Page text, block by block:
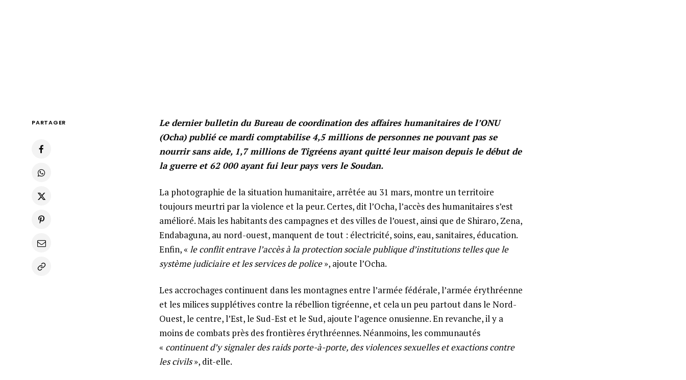
PARTAGER
Le dernier bulletin du Bureau de coordination des affaires humanitaires de l’ONU
(Ocha) publié ce mardi comptabilise 4,5 millions de personnes ne pouvant pas se
nourrir sans aide, 1,7 millions de Tigréens ayant quitté leur maison depuis le début de
la guerre et 62 000 ayant fui leur pays vers le Soudan.
La photographie de la situation humanitaire, arrêtée au 31 mars, montre un territoire
toujours meurtri par la violence et la peur. Certes, dit l’Ocha, l’accès des humanitaires s’est
amélioré. Mais les habitants des campagnes et des villes de l’ouest, ainsi que de Shiraro, Zena,
Endabaguna, au nord-ouest, manquent de tout : électricité, soins, eau, sanitaires, éducation.
Enfin, « le conflit entrave l’accès à la protection sociale publique d’institutions telles que le
système judiciaire et les services de police», ajoute l’Ocha.
Les accrochages continuent dans les montagnes entre l’armée fédérale, l’armée érythréenne
et les milices supplétives contre la rébellion tigréenne, et cela un peu partout dans le Nord-
Ouest, le centre, l’Est, le Sud-Est et le Sud, ajoute l’agence onusienne. En revanche, il y a
moins de combats près des frontières érythréennes. Néanmoins, les communautés
« continuent d’y signaler des raids porte-à-porte, des violences sexuelles et exactions contre
les civils», dit-elle.